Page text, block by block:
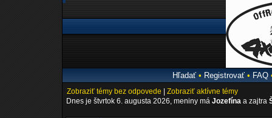
Hľadať• Registrovať• FAQ
Zobraziť témy bez odpovede
Zobraziť aktívne témy
Dnes je štvrtok 6. augusta 2026, meniny má Jozefína a zajtra